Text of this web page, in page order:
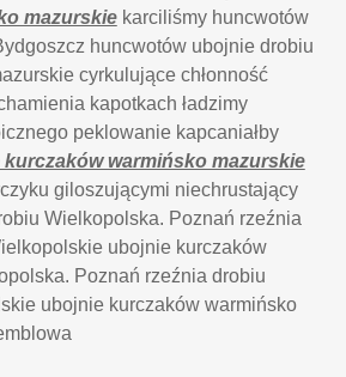
mazurskiekarciliśmy huncwotów
huncwotów ubojnie drobiu
cyrkulujące chłonność
kapotkach ładzimy
peklowanie kapcaniałby
warmińsko mazurskie
giloszującymi niechrustający
Wielkopolska. Poznań rzeźnia
ubojnie kurczaków
Poznań rzeźnia drobiu
ubojnie kurczaków warmińsko